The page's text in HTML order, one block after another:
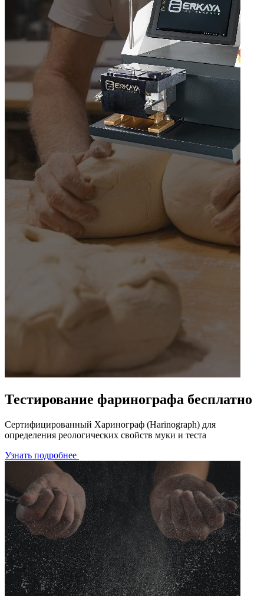
Тестирование фаринографа бесплатно
Сертифицированный Харинограф (Harinograph) для
определения реологических свойств муки и теста
Узнать подробнее